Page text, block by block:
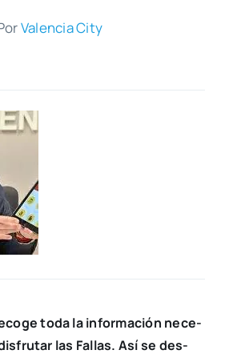
Valen­cia City
toda la infor­ma­ción nece­
las Fallas. Así se des­